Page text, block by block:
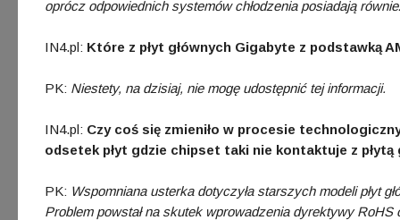
oprócz odpowiednich systemów chłodzenia posiadają
IN4.pl: Które z płyt głównych Gigabyte z podstawką
PK: Niestety, na dzisiaj, nie mogę udostępnić tej informacji.
IN4.pl: Czy coś się zmieniło w procesie
odsetek płyt gdzie chipset taki nie kontaktuje z płytą
PK: Wspomniana usterka dotyczyła starszych modeli płyt
Problem powstał na skutek wprowadzenia dyrektywy